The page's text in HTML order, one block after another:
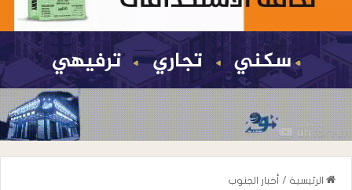
الرئيسية / أخبار الجنوب